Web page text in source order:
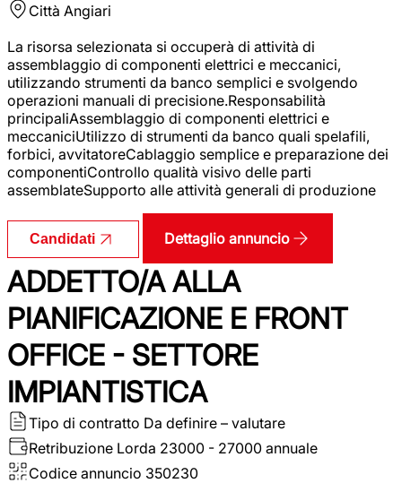
Città Angiari
La risorsa selezionata si occuperà di attività di
assemblaggio di componenti elettrici e meccanici,
utilizzando strumenti da banco semplici e svolgendo
operazioni manuali di precisione.Responsabilità
principaliAssemblaggio di componenti elettrici e
meccaniciUtilizzo di strumenti da banco quali spelafili,
forbici, avvitatoreCablaggio semplice e preparazione dei
componentiControllo qualità visivo delle parti
assemblateSupporto alle attività generali di produzione
Candidati Dettaglio annuncio
ADDETTO/A ALLA
PIANIFICAZIONE E FRONT
OFFICE - SETTORE
IMPIANTISTICA
Tipo di contratto Da definire – valutare
Retribuzione Lorda 23000 - 27000 annuale
Codice annuncio 350230